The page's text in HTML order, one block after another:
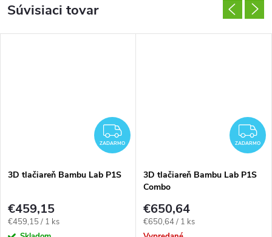
Súvisiaci tovar
ZADARMO
ZADARMO
3D tlačiareň Bambu Lab P1S
€459,15
Jednotková
€459,15 / 1 ks
ZADARMO
3D tlačiareň Bambu Lab P1S
Combo
€650,64
Jednotková
€650,64 / 1 ks